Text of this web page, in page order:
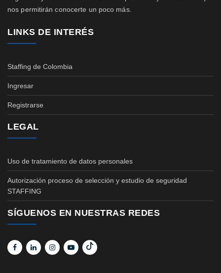
nos permitirán conocerte un poco más.
LINKS DE INTERÉS
Staffing de Colombia
Ingresar
Registrarse
LEGAL
Uso de tratamiento de datos personales
Autorización proceso de selección y estudio de seguridad
STAFFING
SÍGUENOS EN NUESTRAS REDES